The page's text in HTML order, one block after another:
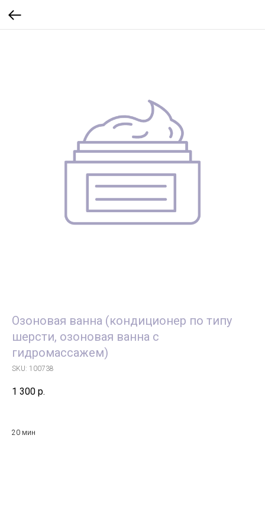
Озоновая ванна (кондиционер по типу
шерсти, озоновая ванна с
гидромассажем)
SKU: 100738
1 300 р.
20 мин